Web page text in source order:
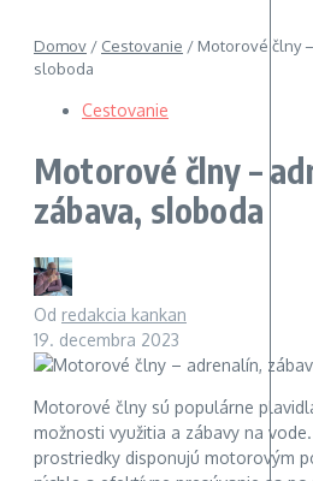
Domov / Cestovanie / Motorové člny
sloboda
Cestovanie
Motorové člny –
zábava, sloboda
Od redakcia kankan
19. decembra 2023
Motorové člny sú populárne
možnosti využitia a zábavy na
prostriedky disponujú motorovým